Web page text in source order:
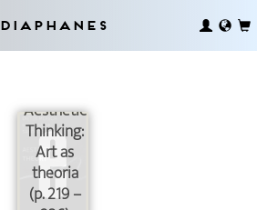
Diaphanes
Aesthetic
Thinking:
Art as
theoria
(p. 219 –